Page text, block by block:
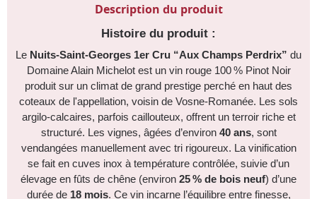
Description du produit
Histoire du produit :
Le Nuits‑Saint‑Georges 1er Cru “Aux Champs Perdrix” du
Domaine Alain Michelot est un vin rouge 100 % Pinot Noir
produit sur un climat de grand prestige perché en haut des
coteaux de l'appellation, voisin de Vosne‑Romanée. Les sols
argilo-calcaires, parfois caillouteux, offrent un terroir riche et
structuré. Les vignes, âgées d’environ 40 ans, sont
vendangées manuellement avec tri rigoureux. La vinification
se fait en cuves inox à température contrôlée, suivie d’un
élevage en fûts de chêne (environ 25 % de bois neuf) d’une
durée de 18 mois. Ce vin incarne l’équilibre entre finesse,